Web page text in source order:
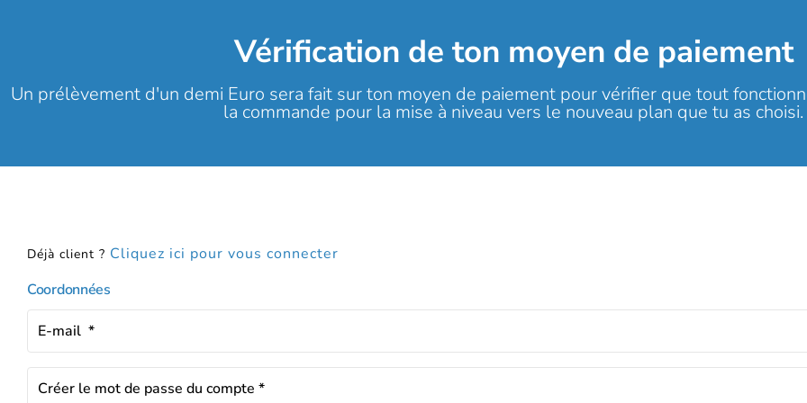
Vérification de ton moyen de paiement
Un prélèvement d'un demi Euro sera fait sur ton moyen de paiement pour vérifier que tout
la commande pour la mise à niveau vers le nouveau plan que tu as choisi.
Déjà client ? Cliquez ici pour vous connecter
Coordonnées
E-mail *
Créer le mot de passe du compte *